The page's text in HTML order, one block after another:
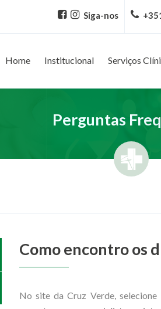
Siga-nos
Home Institucional Serviços
Perguntas
Como encontro os
No site da Cruz Verde, selecione